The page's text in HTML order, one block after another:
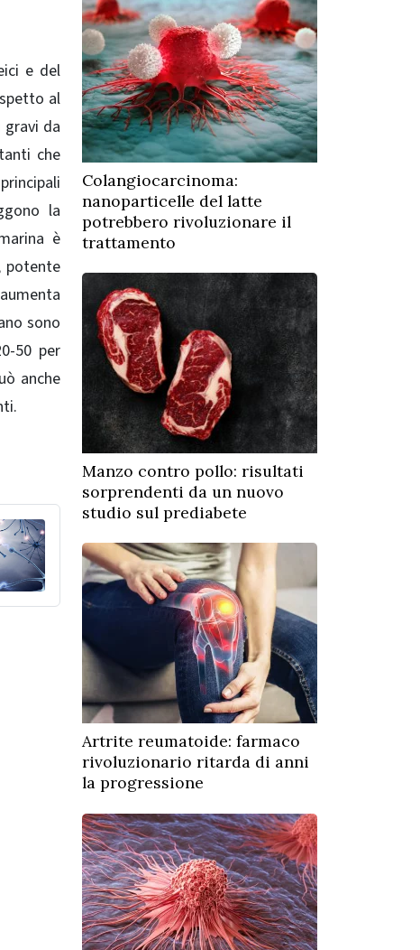
e del
al
gravi da
che
la
è
potente
sono
50 per
anche
Colangiocarcinoma:
nanoparticelle del latte
potrebbero rivoluzionare il
trattamento
Manzo contro pollo: risultati
sorprendenti da un nuovo
studio sul prediabete
Artrite reumatoide: farmaco
rivoluzionario ritarda di anni
la progressione